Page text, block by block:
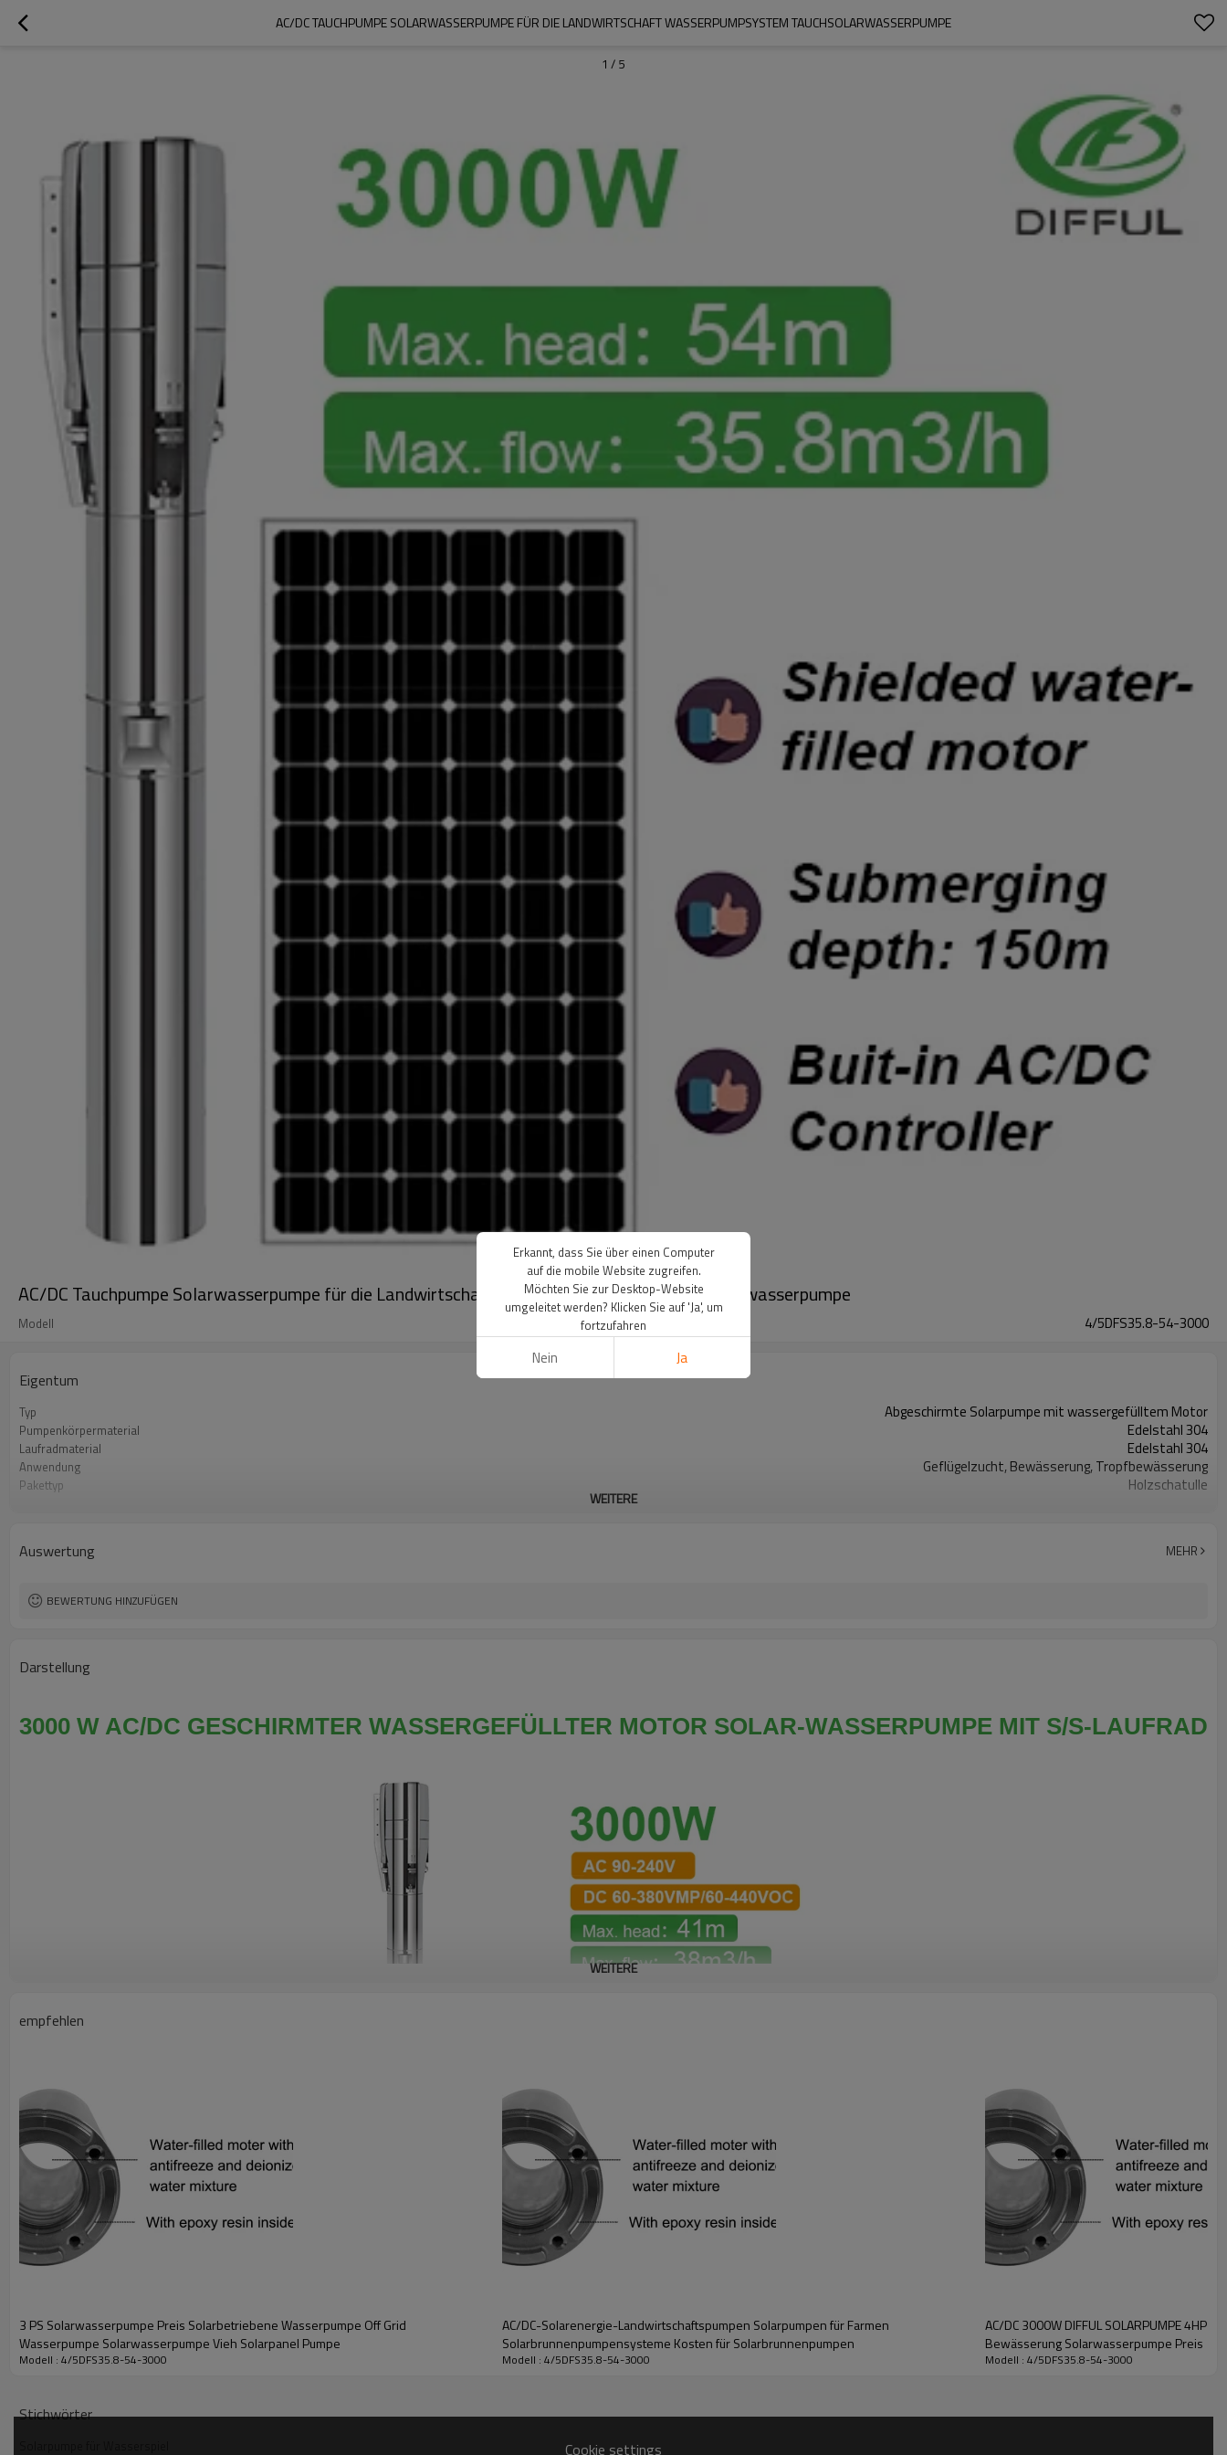
AC/DC TAUCHPUMPE SOLARWASSERPUMPE FÜR DIE LANDWIRTSCHAFT WASSERPUMPSYSTEM TAUCHSOLARWASSERPUMPE
1 / 5
AC/DC Tauchpumpe Solarwasserpumpe für die Landwirtschaft Wasserpumpsystem Tauchsolarwasserpumpe
Modell 4/5DFS35.8-54-3000
Eigentum
Typ Abgeschirmte Solarpumpe mit wassergefülltem Motor
Pumpenkörpermaterial Edelstahl 304
Laufradmaterial Edelstahl 304
Anwendung Geflügelzucht, Bewässerung, Tropfbewässerung
Pakettyp Holzschatulle
WEITERE
Auswertung MEHR
BEWERTUNG HINZUFÜGEN
Darstellung
3000 W AC/DC GESCHIRMTER WASSERGEFÜLLTER MOTOR SOLAR-WASSERPUMPE MIT S/S-LAUFRAD
Modell DC-Spannungsbereich Wechselspannungsbereich Leistung Maximaler Durchfluss
Max Kopf
4/5DFS35.8-54-3000
60-380 Vmp
(60-440 VOC)
35,8 m3/h
Auslauf Pumpengröße Verbindungsmodus
Pumpenkörper
2,5"
330W*9
WEITERE
empfehlen
3 PS Solarwasserpumpe Preis Solarbetriebene Wasserpumpe Off Grid
Wasserpumpe Solarwasserpumpe Vieh Solarpanel Pumpe
Modell : 4/5DFS35.8-54-3000
AC/DC-Solarenergie-Landwirtschaftspumpen Solarpumpen für Farmen
Solarbrunnenpumpensysteme Kosten für Solarbrunnenpumpen
Modell : 4/5DFS35.8-54-3000
AC/DC 3000W DIFFUL SOLARPUMPE 4HP
Bewässerung Solarwasserpumpe Preis
Modell : 4/5DFS35.8-54-3000
Stichwörter
Cookie settings
Erkannt, dass Sie über einen Computer
auf die mobile Website zugreifen.
Möchten Sie zur Desktop-Website
umgeleitet werden? Klicken Sie auf 'Ja', um
fortzufahren
Nein Ja